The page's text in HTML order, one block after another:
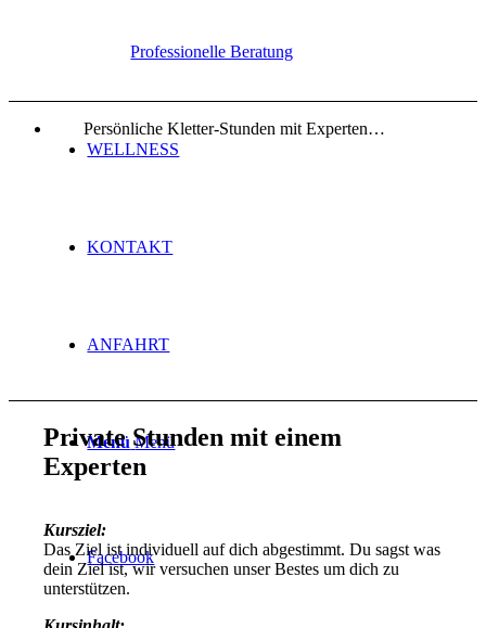
Professionelle Beratung
WELLNESS
KONTAKT
ANFAHRT
Menü Menü
Facebook
Persönliche Kletter-Stunden mit Experten…
Private Stunden mit einem
Experten
Kursziel:
Das Ziel ist individuell auf dich abgestimmt. Du sagst was
dein Ziel ist, wir versuchen unser Bestes um dich zu
unterstützen.